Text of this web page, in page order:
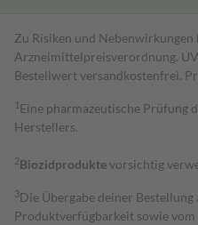
Zu Risiken und
Arzneimittelpreisverordnung.
Bestell­wert versand­kosten­frei.
1 Eine pharmazeutische Prüfung
Herstellers.
2Biozidproduktevorsichtig
3Die Übergabe deiner
Produktverfügbarkeit sowie